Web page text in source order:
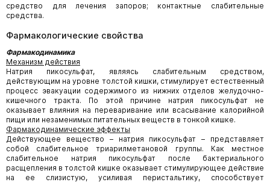
средство для лечения запоров; контактные слабительные
средства.
Фармакологические свойства
Фармакодинамика
Механизм действия
Натрия пикосульфат, являясь слабительным средством,
действующим на уровне толстой кишки, стимулирует естественный
процесс эвакуации содержимого из нижних отделов желудочно-
кишечного тракта. По этой причине натрия пикосульфат не
оказывает влияния на переваривание или всасывание калорийной
пищи или незаменимых питательных веществ в тонкой кишке.
Фармакодинамические эффекты
Действующее вещество – натрия пикосульфат – представляет
собой слабительное триарилметановой группы. Как местное
слабительное натрия пикосульфат после бактериального
расщепления в толстой кишке оказывает стимулирующее действие
на ее слизистую, усиливая перистальтику, способствует